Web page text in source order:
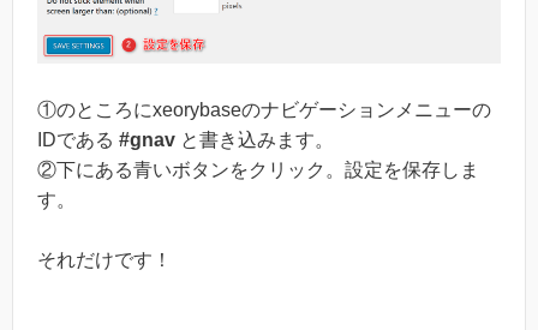
①のところにxeorybaseのナビゲーションメニューの
IDである #gnav と書き込みます。
②下にある青いボタンをクリック。設定を保存しま
す。
それだけです！